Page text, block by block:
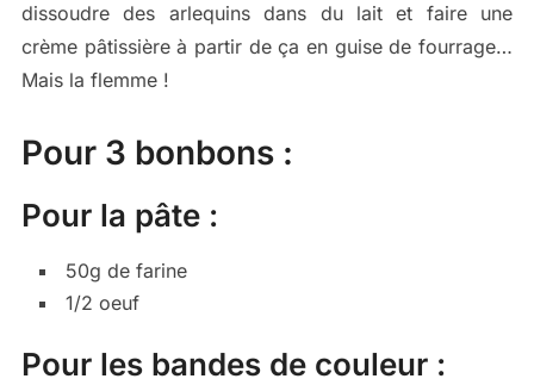
dissoudre des arlequins dans du lait et faire une
crème pâtissière à partir de ça en guise de fourrage…
Mais la flemme !
Pour 3 bonbons :
Pour la pâte :
50g de farine
1/2 oeuf
Pour les bandes de couleur :